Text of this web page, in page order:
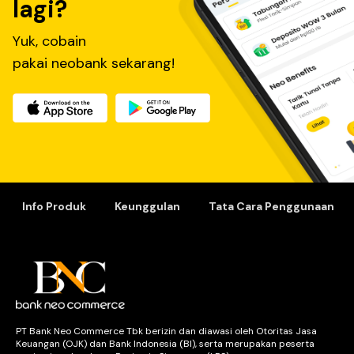
berpikiran negatif.
Padahal, berutang tak selamanya buruk. Bahkan, berutang bisa
jadi penyelamat dalam keadaan terdesak.
Pinjaman terbagi menjadi 2 jenis berdasarkan tujuannya. Jika
digunakan untuk pinjaman jangka pendek untuk memenuhi
kebutuhan, maka bisa dikategorikan sebagai pinjaman konsumtif.
Selain itu, ada pula pinjaman produktif, yaitu pinjaman yang bisa
mendatangkan pendapatan tambahan.
panjang
Jumlah utang terbilang besar
Pinjaman konsumtif
Digunakan untuk membeli sesuatu yang bersifat jangka
pendek
kendaraan hingga kebutuhan sehari-hari
Tidak menghasilkan pendapatan tambahan
lagi?
Yuk, cobain
pakai neobank sekarang!
Info Produk Keunggulan Tata Cara Penggunaan
PT Bank Neo Commerce Tbk berizin dan diawasi oleh Otoritas Jasa
Keuangan (OJK) dan Bank Indonesia (BI), serta merupakan peserta